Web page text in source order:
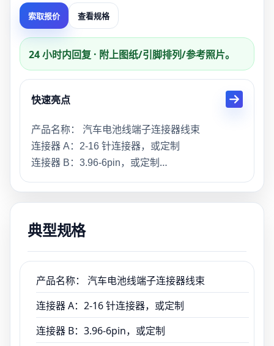
索取报价 查看规格
24 小时内回复 · 附上图纸/引脚排列/参考照片。
快速亮点
产品名称： 汽车电池线端子连接器线束
连接器 A：2-16 针连接器，或定制
连接器 B：3.96-6pin，或定制
应用领域：电子、新能源充电桩
交货时间：样品3天，批量生产15天
付款方式： TT、PayPal、信用卡
证书：ISO13485、CE、ROHS、FCC
典型规格
产品名称： 汽车电池线端子连接器线束
连接器 A：2-16 针连接器，或定制
连接器 B：3.96-6pin，或定制